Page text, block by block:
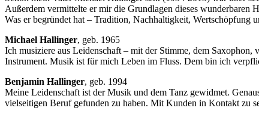
Außerdem vermittelte er mir die Grundlagen dieses wunderbaren
Was er begründet hat – Tradition, Nachhaltigkeit,
Michael Hallinger, geb. 1965
Ich musiziere aus Leidenschaft – mit der Stimme, dem
Instrument. Musik ist für mich Leben im Fluss. Dem bin ich
Benjamin Hallinger, geb. 1994
Meine Leidenschaft ist der Musik und dem Tanz gewidmet.
vielseitigen Beruf gefunden zu haben. Mit Kunden in Kontakt zu